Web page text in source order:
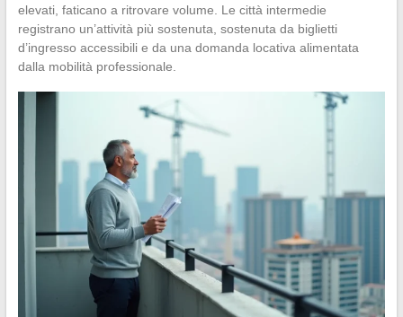
elevati, faticano a ritrovare volume. Le città intermedie
registrano un’attività più sostenuta, sostenuta da biglietti
d’ingresso accessibili e da una domanda locativa alimentata
dalla mobilità professionale.